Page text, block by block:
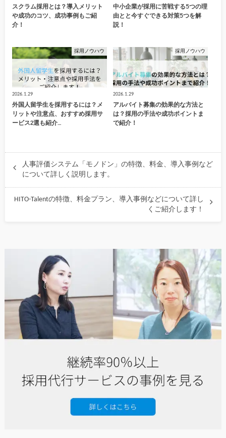
スクラム採用とは？導入メリット
や成功のコツ、成功事例もご紹
介！
中小企業が採用に苦戦する5つの理
由とと今すぐできる対策5つを解
説！
採用ノウハウ
2026.1.29
外国人留学生を採用するには？メ
リットや注意点、おすすめ採用サ
ービス2選も紹介…
採用ノウハウ
2026.1.29
アルバイト募集の効果的な方法と
は？採用の手法や成功ポイントま
で紹介！
人事評価システム「モノドン」の特徴、料金、導入事例など
について詳しく説明します。
HITO-Talentの特徴、料金プラン、導入事例などについて詳し
くご紹介します！